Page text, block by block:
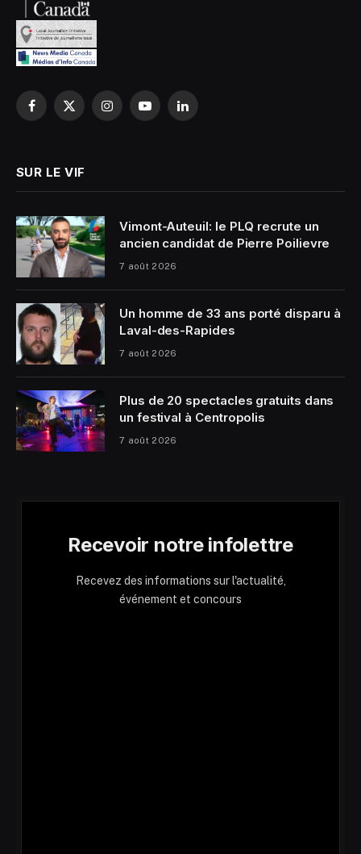
Facebook
X
InstagramYouTubeLinkedIn
SUR LE VIF
Vimont-Auteuil: le PLQ recrute un
ancien candidat de Pierre Poilievre
7 août 2026
Un homme de 33 ans porté disparu à
Laval-des-Rapides
7 août 2026
Plus de 20 spectacles gratuits dans
un festival à Centropolis
7 août 2026
Recevoir notre infolettre
Recevez des informations sur l'actualité,
événement et concours